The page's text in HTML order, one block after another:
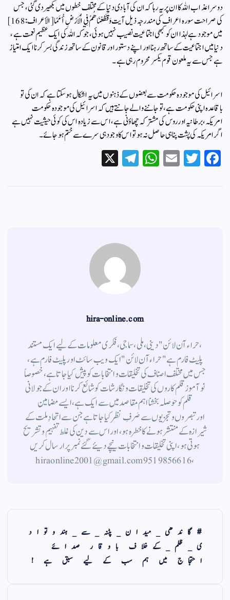
دوسرا عذاب اللہ کا ان پر یہ رہا کہ ان کی آبادی دنیا کے مختلف خطوں میں بکھیر دی گئی، جس
کی صراحت سورہ اعراف کی مندرجہ ذیل آیت وَقَطَّعْنَاهُمْ فِي الْأَرْضِ أُمَمًا [ الأعراف: 168]
میں موجود ہے لہذا ان کو کبھی اجتماعیت نصیب نہیں ہوئی، جو کہ اللہ کی ایک عظیم نعمت ہے،
دنیا میں اجتماعیت کے ساتھ رہنا اور اپنے دستور اور قانون کے ساتھ زندگی بسر کرنا ایک امتیاز
ہے جس سے یہ ملعون قوم یکسر محروم رہی ہے ۔
اسرائیل کی موجودہ حکومت سے بعضوں کے ذہنوں میں یہ اشکال ہو سکتا ہے کہ ان کی تو
باقاعدہ اپنی حکومت ہے، تو جاننے والے جانتے ہیں کہ اسرائیل کی موجودہ حکومت
امریکہ،برطانیہ اور روس کی مشترکہ چھاؤنی ہے، اس سے زیادہ اس کی کوئی حیثیت نہیں ہے
اگر امریکہ کی پشت پناہی حاصل نہ ہو تو اس کا وجود ہی سرے سے ختم ہو جائے ۔
Fa
T
E
W
Te
hira-online.com
،حراء آن لائن" دینی ، ملی ، سماجی ، فکری معلومات کے لیے ایک مستند
پلیٹ فارم ہے " حراء آن لائن " ایک ویب سائٹ اور پلیٹ فارم ہے ،
جس میں مختلف اصناف کی تخلیقات و انتخابات کو پیش کیا جاتا ہے ، خصوصاً
نوآموز قلم کاروں کی تخلیقات و نگارشات کو شائع کرنا اور ان کے جولانی
قلم کوحوصلہ بخشنا اہم مقاصد میں سے ایک ہے ، ایسے مضامین
اورتبصروں وتجزیوں سے صَرفِ نظر کیا جاتاہے جن سے اتحادِ ملت کے
شیرازہ کے منتشر ہونے کاخطرہ ہو ، اور اس سے دین کی غلط تفہیم وتشریح
ہوتی ہو، اپنی تخلیقات و انتخابات نیچے دیئے گئے نمبر پر ارسال کریں
، 9519856616 hiraonline2001@gmail.com
#گاندھی_میدان_پٹنہ_سے_ہندوتواد
ی_ظلم_کےخلاف باوقار صدائے
احتجاج میں ہم سب کے لیے سبق ہے !